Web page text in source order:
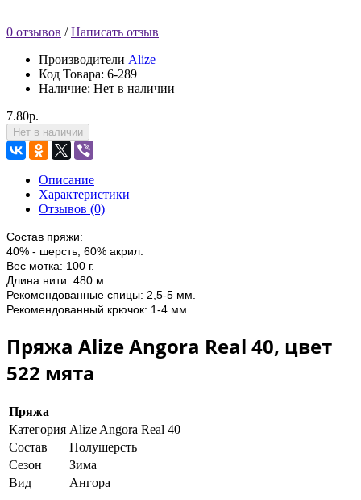
0 отзывов /Написать отзыв
Производители Alize
Код Товара: 6-289
Наличие: Нет в наличии
7.80р.
Нет в наличии
Описание
Характеристики
Отзывов (0)
Состав пряжи:
40% - шерсть, 60% акрил.
Вес мотка: 100 г.
Длина нити: 480 м.
Рекомендованные спицы: 2,5-5 мм.
Рекомендованный крючок: 1-4 мм.
Пряжа Alize Angora Real 40, цвет
522 мята
Пряжа
Категория Alize Angora Real 40
Состав
Полушерсть
Сезон
Зима
Вид
Ангора